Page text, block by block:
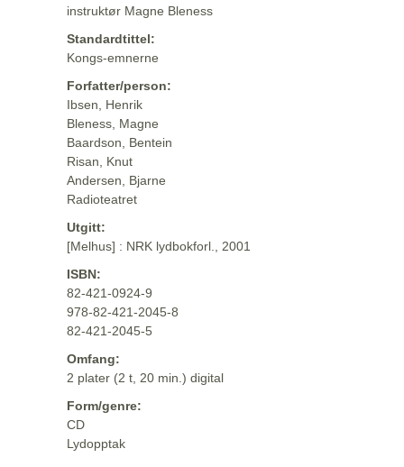
instruktør Magne Bleness
Standardtittel:
Kongs-emnerne
Forfatter/person:
Ibsen, Henrik
Bleness, Magne
Baardson, Bentein
Risan, Knut
Andersen, Bjarne
Radioteatret
Utgitt:
[Melhus] : NRK lydbokforl., 2001
ISBN:
82-421-0924-9
978-82-421-2045-8
82-421-2045-5
Omfang:
2 plater (2 t, 20 min.) digital
Form/genre:
CD
Lydopptak